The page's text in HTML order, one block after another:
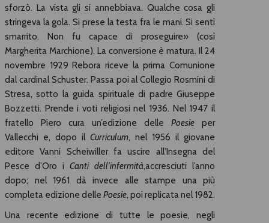
sforzò. La vista gli si annebbiava. Qualche cosa gli
stringeva la gola. Si prese la testa fra le mani. Si sentì
smarrito. Non fu capace di proseguire» (così
Margherita Marchione). La conversione è matura. Il 24
novembre 1929 Rebora riceve la prima Comunione
dal cardinal Schuster. Passa poi al Collegio Rosmini di
Stresa, sotto la guida spirituale di padre Giuseppe
Bozzetti. Prende i voti religiosi nel 1936. Nel 1947 il
fratello Piero cura un’edizione delle Poesie per
Vallecchi e, dopo il Curriculum, nel 1956 il giovane
editore Vanni Scheiwiller fa uscire all’Insegna del
Pesce d’Oro i Canti dell’infermità,accresciuti l’anno
dopo; nel 1961 dà invece alle stampe una più
completa edizione delle Poesie, poi replicata nel 1982.
Una recente edizione di tutte le poesie, negli